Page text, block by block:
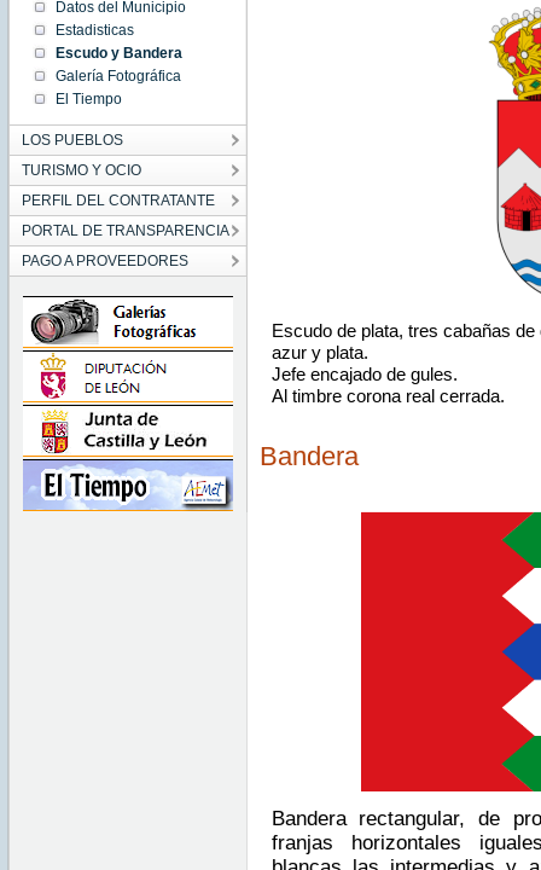
Datos del Municipio
Estadisticas
Escudo y Bandera
Galería Fotográfica
El Tiempo
LOS PUEBLOS
TURISMO Y OCIO
PERFIL DEL CONTRATANTE
PORTAL DE TRANSPARENCIA
PAGO A PROVEEDORES
Escudo de plata, tres cabañas
azur y plata.
Jefe encajado de gules.
Al timbre corona real cerrada.
Bandera
Bandera rectangular, de
franjas horizontales